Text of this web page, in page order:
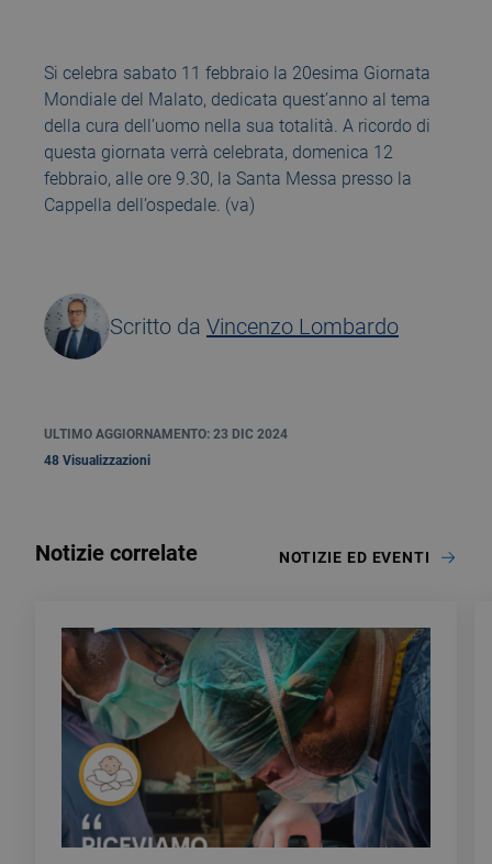
Si celebra sabato 11 febbraio la 20esima Giornata
Mondiale del Malato, dedicata quest’anno al tema
della cura dell’uomo nella sua totalità. A ricordo di
questa giornata verrà celebrata, domenica 12
febbraio, alle ore 9.30, la Santa Messa presso la
Cappella dell’ospedale. (va)
Scritto da Vincenzo Lombardo
ULTIMO AGGIORNAMENTO: 23 DIC 2024
48 Visualizzazioni
Notizie correlate NOTIZIE ED EVENTI